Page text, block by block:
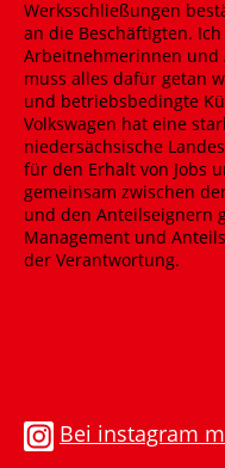
Bei instagram